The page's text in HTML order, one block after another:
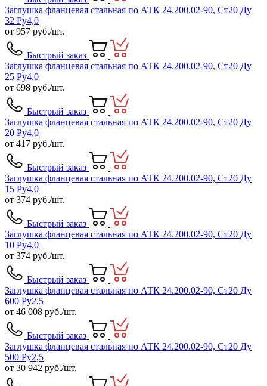
Заглушка фланцевая стальная по АТК 24.200.02-90, Ст20 Ду
32 Ру4,0
от 957 руб./шт.
Быстрый заказ
Заглушка фланцевая стальная по АТК 24.200.02-90, Ст20 Ду
25 Ру4,0
от 698 руб./шт.
Быстрый заказ
Заглушка фланцевая стальная по АТК 24.200.02-90, Ст20 Ду
20 Ру4,0
от 417 руб./шт.
Быстрый заказ
Заглушка фланцевая стальная по АТК 24.200.02-90, Ст20 Ду
15 Ру4,0
от 374 руб./шт.
Быстрый заказ
Заглушка фланцевая стальная по АТК 24.200.02-90, Ст20 Ду
10 Ру4,0
от 374 руб./шт.
Быстрый заказ
Заглушка фланцевая стальная по АТК 24.200.02-90, Ст20 Ду
600 Ру2,5
от 46 008 руб./шт.
Быстрый заказ
Заглушка фланцевая стальная по АТК 24.200.02-90, Ст20 Ду
500 Ру2,5
от 30 942 руб./шт.